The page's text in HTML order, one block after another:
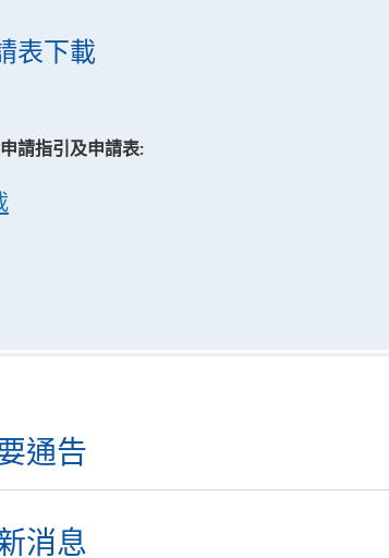
表下載
請指引及申請表:
通告
消息